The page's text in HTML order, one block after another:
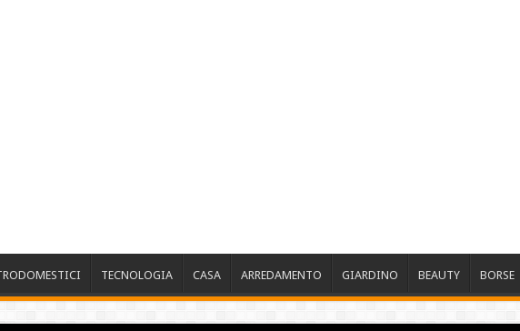
TECNOLOGIA CASA ARREDAMENTO GIARDINO BEAUTY BORSE